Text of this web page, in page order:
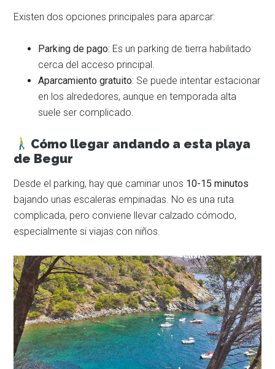
Existen dos opciones principales para aparcar:
Parking de pago: Es un parking de tierra habilitado
cerca del acceso principal.
Aparcamiento gratuito: Se puede intentar estacionar
en los alrededores, aunque en temporada alta
suele ser complicado.
Cómo llegar andando a esta playa
de Begur
Desde el parking, hay que caminar unos 10-15 minutos
bajando unas escaleras empinadas. No es una ruta
complicada, pero conviene llevar calzado cómodo,
especialmente si viajas con niños.